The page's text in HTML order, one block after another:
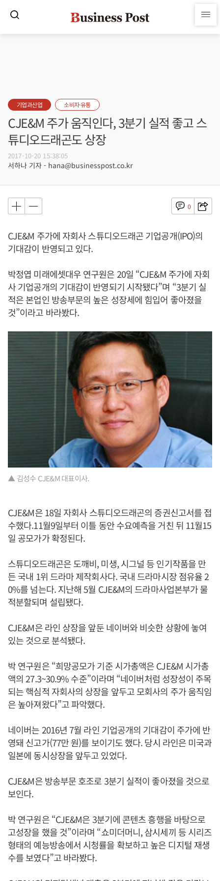
기업과산업 소비자·유통
CJE&M 주가 움직인다, 3분기 실적 좋고 스
튜디오드래곤도 상장
2017-10-20 15:38:05
서하나 기자 - hana@businesspost.co.kr
0
CJE&M 주가에 자회사 스튜디오드래곤 기업공개(IPO)의
기대감이 반영되고 있다.
박정엽 미래에셋대우 연구원은 20일 “CJE&M 주가에 자회
사 기업공개의 기대감이 반영되기 시작됐다”며 “3분기 실
적은 본업인 방송부문의 높은 성장세에 힘입어 좋아졌을
것”이라고 바라봤다.
▲ 김성수 CJE&M 대표이사.
CJE&M은 18일 자회사 스튜디오드래곤의 증권신고서를 접
수했다.11월9일부터 이틀 동안 수요예측을 거친 뒤 11월15
일 공모가가 확정된다.
스튜디오드래곤은 도깨비, 미생, 시그널 등 인기작품을 만
든 국내 1위 드라마 제작회사다. 국내 드라마시장 점유율 2
0%를 넘는다. 지난해 5월 CJE&M의 드라마사업본부가 물
적분할되며 설립됐다.
CJE&M은 라인 상장을 앞둔 네이버와 비슷한 상황에 놓여
있는 것으로 분석됐다.
박 연구원은 “희망공모가 기준 시가총액은 CJE&M 시가총
액의 27.3~30.9% 수준”이라며 “네이버처럼 성장성이 주목
되는 핵심적 자회사의 상장을 앞두고 모회사의 주가 움직임
은 높아져왔다”고 파악했다.
네이버는 2016년 7월 라인 기업공개의 기대감이 주가에 반
영돼 신고가(77만 원)를 보이기도 했다. 당시 라인은 미국과
일본에 동시상장을 앞두고 있었다.
CJE&M은 방송부문 호조로 3분기 실적이 좋아졌을 것으로
보인다.
박 연구원은 “CJE&M은 3분기에 콘텐츠 흥행을 바탕으로
고성장을 했을 것”이라며 “쇼미더머니, 삼시세끼 등 시리즈
형태의 예능방송에서 시청률을 확보하고 높은 디지털 재생
수를 보였다”고 바라봤다.